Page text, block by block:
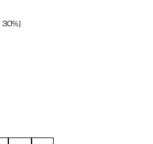
30%)